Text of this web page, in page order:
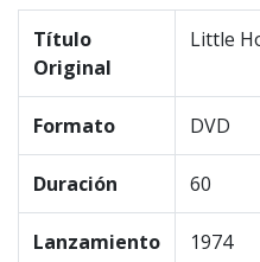
Título
Original
Little
Formato DVD
Duración 60
Lanzamiento 1974